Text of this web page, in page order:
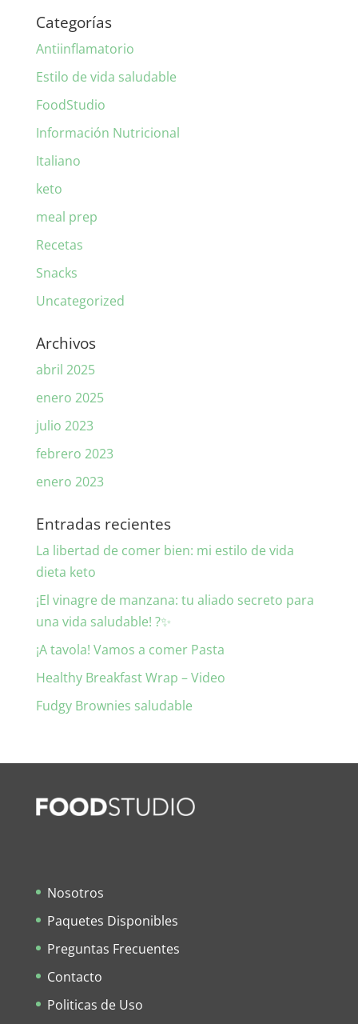
Categorías
Antiinflamatorio
Estilo de vida saludable
FoodStudio
Información Nutricional
Italiano
keto
meal prep
Recetas
Snacks
Uncategorized
Archivos
abril 2025
enero 2025
julio 2023
febrero 2023
enero 2023
Entradas recientes
La libertad de comer bien: mi estilo de vida
dieta keto
¡El vinagre de manzana: tu aliado secreto para
una vida saludable! ?✨
¡A tavola! Vamos a comer Pasta
Healthy Breakfast Wrap – Video
Fudgy Brownies saludable
Nosotros
Paquetes Disponibles
Preguntas Frecuentes
Contacto
Politicas de Uso